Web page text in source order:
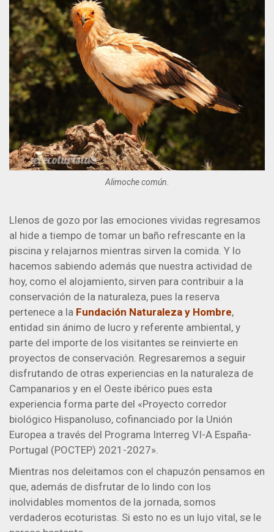
Alimoche común.
Llenos de gozo por las emociones vividas regresamos
al hide a tiempo de tomar un baño refrescante en la
piscina y relajarnos mientras sirven la comida. Y lo
hacemos sabiendo además que nuestra actividad de
hoy, como el alojamiento, sirven para contribuir a la
conservación de la naturaleza, pues la reserva
pertenece a la Fundación Naturaleza y Hombre,
entidad sin ánimo de lucro y referente ambiental, y
parte del importe de los visitantes se reinvierte en
proyectos de conservación. Regresaremos a seguir
disfrutando de otras experiencias en la naturaleza de
Campanarios y en el Oeste ibérico pues esta
experiencia forma parte del «Proyecto corredor
biológico Hispanoluso, cofinanciado por la Unión
Europea a través del Programa Interreg VI-A España-
Portugal (POCTEP) 2021-2027».
Mientras nos deleitamos con el chapuzón pensamos en
que, además de disfrutar de lo lindo con los
inolvidables momentos de la jornada, somos
verdaderos ecoturistas. Si esto no es un lujo vital, se le